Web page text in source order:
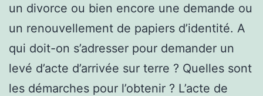
un divorce ou bien encore une demande ou
un renouvellement de papiers d’identité. A
qui doit-on s’adresser pour demander un
levé d’acte d’arrivée sur terre ? Quelles sont
les démarches pour l’obtenir ? L’acte de